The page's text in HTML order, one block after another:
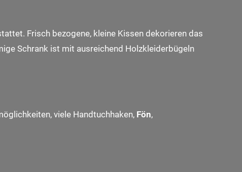
Frisch bezogene, kleine Kissen dekorieren das
Schrank ist mit ausreichend Holzkleiderbügeln
viele Handtuchhaken, Fön,